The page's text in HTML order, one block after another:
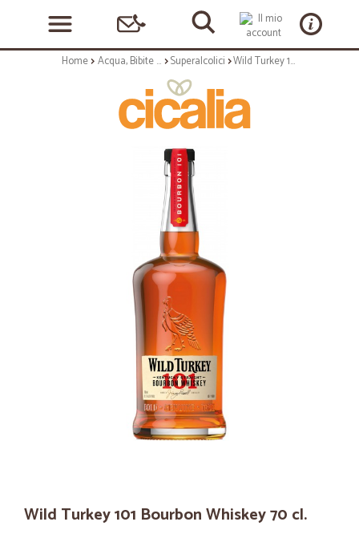
Home Acqua, Bibite e Alcolici Superalcolici Wild Turkey 101 Bourbon Whiskey 70 cl.
Wild Turkey 101 Bourbon Whiskey 70 cl.